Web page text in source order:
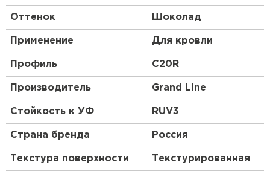
Структура. Профнастил – композитный
(многослойный) материал. У разных марок
число слоев меняется от 3 до 10; толщина
Оттенок Шоколад
Применение Для кровли
Профиль C20R
Производитель Grand Line
Стойкость к УФ RUV3
Страна бренда Россия
Текстура поверхности Текстурированная